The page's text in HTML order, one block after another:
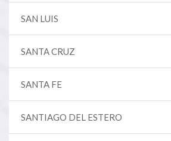
SAN LUIS
SANTA CRUZ
SANTA FE
SANTIAGO DEL ESTERO